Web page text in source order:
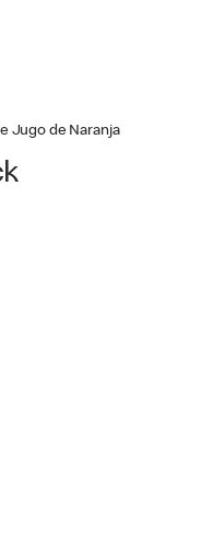
Jugo de Naranja